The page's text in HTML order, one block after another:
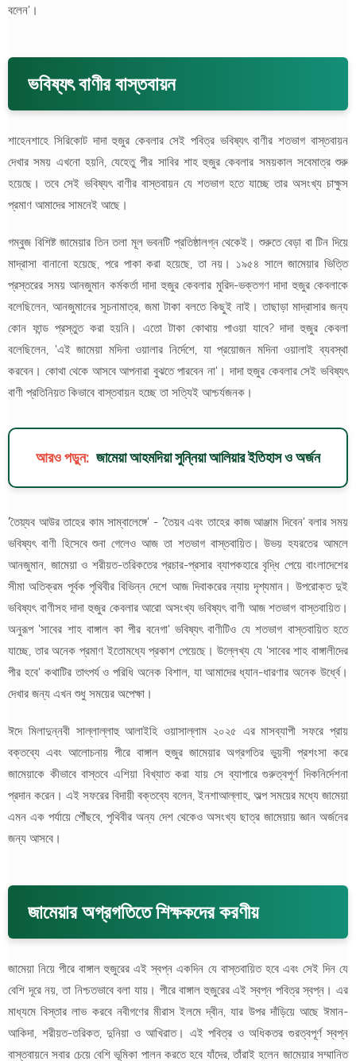
বলেন'।
ভবিষ্যৎ বাণীর বাস্তবায়ন
শাহেনশাহে সিরিকোট দাদা হুজুর কেবলার সেই পবিত্র ভবিষ্যৎ বাণীর শতভাগ বাস্তবায়ন
দেখার সময় এখনো হয়নি, যেহেতু পীর সাবির শাহ হুজুর কেবলার সময়কাল সবেমাত্র শুরু
হয়েছে। তবে সেই ভবিষ্যৎ বাণীর বাস্তবায়ন যে শতভাগ হতে যাচ্ছে তার অসংখ্য চাক্ষুস
প্রমাণ আমাদের সামনেই আছে।
গম্বুজ বিশিষ্ট জামেয়ার তিন তলা মূল ভবনটি প্রতিষ্ঠালগ্ন থেকেই। শুরুতে বেড়া বা টিন দিয়ে
মাদ্রাসা বানানো হয়েছে, পরে পাকা করা হয়েছে, তা নয়। ১৯৫৪ সালে জামেয়ার ভিত্তি
প্রস্তরের সময় আনজুমান কর্মকর্তা দাদা হুজুর কেবলার মুরিদ-ভক্তগণ দাদা হুজুর কেবলাকে
বলেছিলেন, আনজুমানের সূচনামাত্র, জমা টাকা বলতে কিছুই নাই। তাছাড়া মাদ্রাসার জন্য
কোন ফান্ড প্রস্তুত করা হয়নি। এতো টাকা কোথায় পাওয়া যাবে? দাদা হুজুর কেবলা
বলেছিলেন, 'এই জামেয়া মদিনা ওয়ালার নির্দেশে, যা প্রয়োজন মদিনা ওয়ালাই ব্যবস্থা
করবেন। কোথা থেকে আসবে আপনারা বুঝতে পারবেন না'। দাদা হুজুর কেবলার সেই ভবিষ্যৎ
বাণী প্রতিনিয়ত কিভাবে বাস্তবায়ন হচ্ছে তা সত্যিই আশ্চর্যজনক।
আরও পড়ুন: জামেয়া আহমদিয়া সুন্নিয়া আলিয়ার ইতিহাস ও অর্জন
'তৈয়্যব আউর তাহের কাম সাম্বালেঙ্গে' - 'তৈয়ব এবং তাহের কাজ আঞ্জাম দিবেন' বলার সময়
ভবিষ্যৎ বাণী হিসেবে শুনা গেলেও আজ তা শতভাগ বাস্তবায়িত। উভয় হযরতের আমলে
আনজুমান, জামেয়া ও শরীয়ত-তরিকতের প্রচার-প্রসার ব্যাপকহারে বৃদ্ধি পেয়ে বাংলাদেশের
সীমা অতিক্রম পূর্বক পৃথিবীর বিভিন্ন দেশে আজ দিবাকরের ন্যায় দৃশ্যমান। উপরোক্ত দুই
ভবিষ্যৎ বাণীসহ দাদা হুজুর কেবলার আরো অসংখ্য ভবিষ্যৎ বাণী আজ শতভাগ বাস্তবায়িত।
অনুরূপ 'সাবের শাহ বাঙ্গাল কা পীর বনেগা' ভবিষ্যৎ বাণীটিও যে শতভাগ বাস্তবায়িত হতে
যাচ্ছে, তার অনেক প্রমাণ ইতোমধ্যে প্রকাশ পেয়েছে। উল্লেখ্য যে 'সাবের শাহ বাঙ্গালীদের
পীর হবে' কথাটির তাৎপর্য ও পরিধি অনেক বিশাল, যা আমাদের ধ্যান-ধারণার অনেক উর্ধ্বে।
দেখার জন্য এখন শুধু সময়ের অপেক্ষা।
ঈদে মিলাদুন্নবী সাল্লাল্লাহু আলাইহি ওয়াসাল্লাম ২০২৫ এর মাসব্যাপী সফরে প্রায়
বক্তব্যে এবং আলোচনায় পীরে বাঙ্গাল হুজুর জামেয়ার অগ্রগতির ভুয়সী প্রশংসা করে
জামেয়াকে কীভাবে বাস্তবে এশিয়া বিখ্যাত করা যায় সে ব্যাপারে গুরুত্বপূর্ণ দিকনির্দেশনা
প্রদান করেন। এই সফরের বিদায়ী বক্তব্যে বলেন, ইনশাআল্লাহ, অল্প সময়ের মধ্যে জামেয়া
এমন এক পর্যায়ে পৌঁছবে, পৃথিবীর অন্য দেশ থেকেও অসংখ্য ছাত্র জামেয়ায় জ্ঞান অর্জনের
জন্য আসবে।
জামেয়ার অগ্রগতিতে শিক্ষকদের করণীয়
জামেয়া নিয়ে পীরে বাঙ্গাল হুজুরের এই স্বপ্ন একদিন যে বাস্তবায়িত হবে এবং সেই দিন যে
বেশি দূরে নয়, তা নিশ্চতভাবে বলা যায়। পীরে বাঙ্গাল হুজুরের এই স্বপ্ন পবিত্র স্বপ্ন। এর
মাধ্যমে বিস্তার লাভ করবে নবীগণের মীরাস ইলমে দ্বীন, যার উপর দাঁড়িয়ে আছে ঈমান-
আকিদা, শরীয়ত-তরিকত, দুনিয়া ও আখিরাত। এই পবিত্র ও অধিকতর গুরত্বপূর্ণ স্বপ্ন
বাস্তবায়নে সবার চেয়ে বেশি ভূমিকা পালন করতে হবে যাঁদের, তাঁরাই হলেন জামেয়ার সম্মানিত